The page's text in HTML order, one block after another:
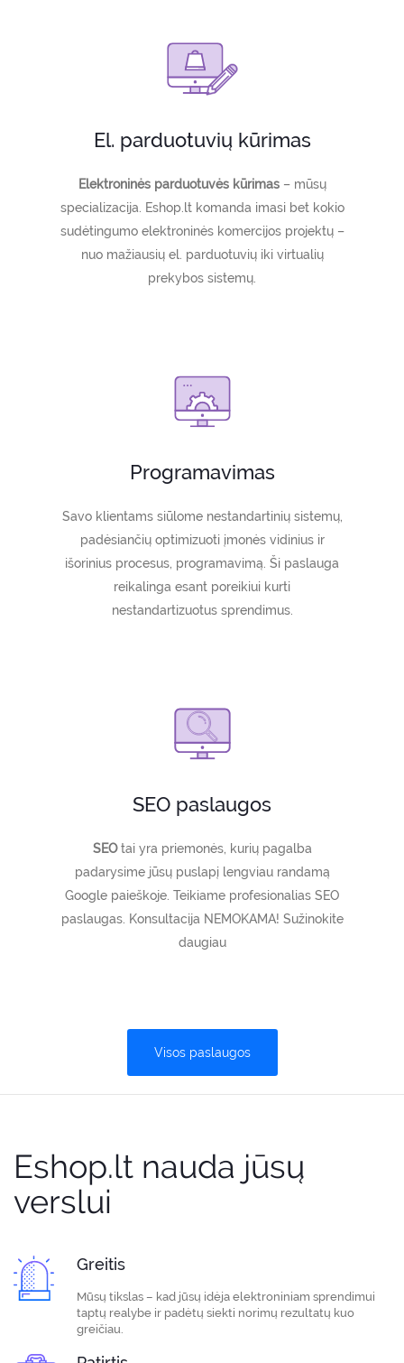
El. parduotuvių kūrimas
Elektroninės parduotuvės kūrimas– mūsų
specializacija. Eshop.lt komanda imasi bet kokio
sudėtingumo elektroninės komercijos projektų –
nuo mažiausių el. parduotuvių iki virtualių
prekybos sistemų.
Programavimas
Savo klientams siūlome nestandartinių sistemų,
padėsiančių optimizuoti įmonės vidinius ir
išorinius procesus, programavimą. Ši paslauga
reikalinga esant poreikiui kurti
nestandartizuotus sprendimus.
SEO paslaugos
SEOtai yra priemonės, kurių pagalba
padarysime jūsų puslapį lengviau randamą
Google paieškoje. Teikiame profesionalias SEO
paslaugas. Konsultacija NEMOKAMA! Sužinokite
daugiau
Visos paslaugos
Eshop.lt nauda jūsų
verslui
Greitis
Mūsų tikslas – kad jūsų idėja elektroniniam sprendimui
taptų realybe ir padėtų siekti norimų rezultatų kuo
greičiau.